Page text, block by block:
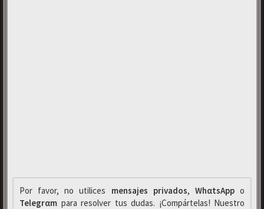
Por favor, no utilices mensajes privados, WhαtsAppo
Telegrαm para resolver tus dudas. ¡Compártelas! Nuestro